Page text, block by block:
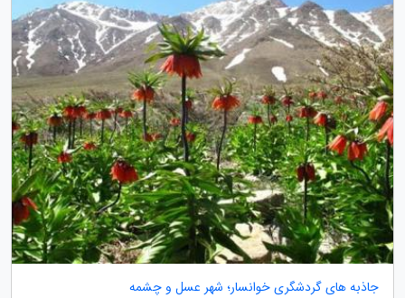
جاذبه های گردشگری خوانسار؛ شهر عسل و چشمه